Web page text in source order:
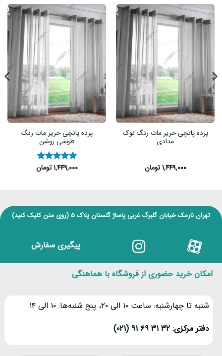
پرده پانچی حریر مات رنگ نوک
مدادی
۱,۴۴۹,۰۰۰ تومان
پرده پانچی حریر مات رنگ
طوسی روشن
نمره۵از۱,۴۴۹,۰۰۰ تومان
تهران نارمک خیابان گلبرگ غربی پاساژ گلستان پلاک ۵ (روی متن کلیک کنید)
پیگیری سفارش
امکان خرید حضوری از فروشگاه با هماهنگی
شنبه تا چهارشنبه: ساعت ۱۰ الی ۲۰، پنج شنبه‌ها: ۱۰ الی ۱۴
دفتر مرکزی: ۳۲ ۳۱ ۶۹ ۹۱ (۰۲۱)